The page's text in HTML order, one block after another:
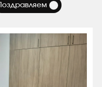
Поздравляем ×